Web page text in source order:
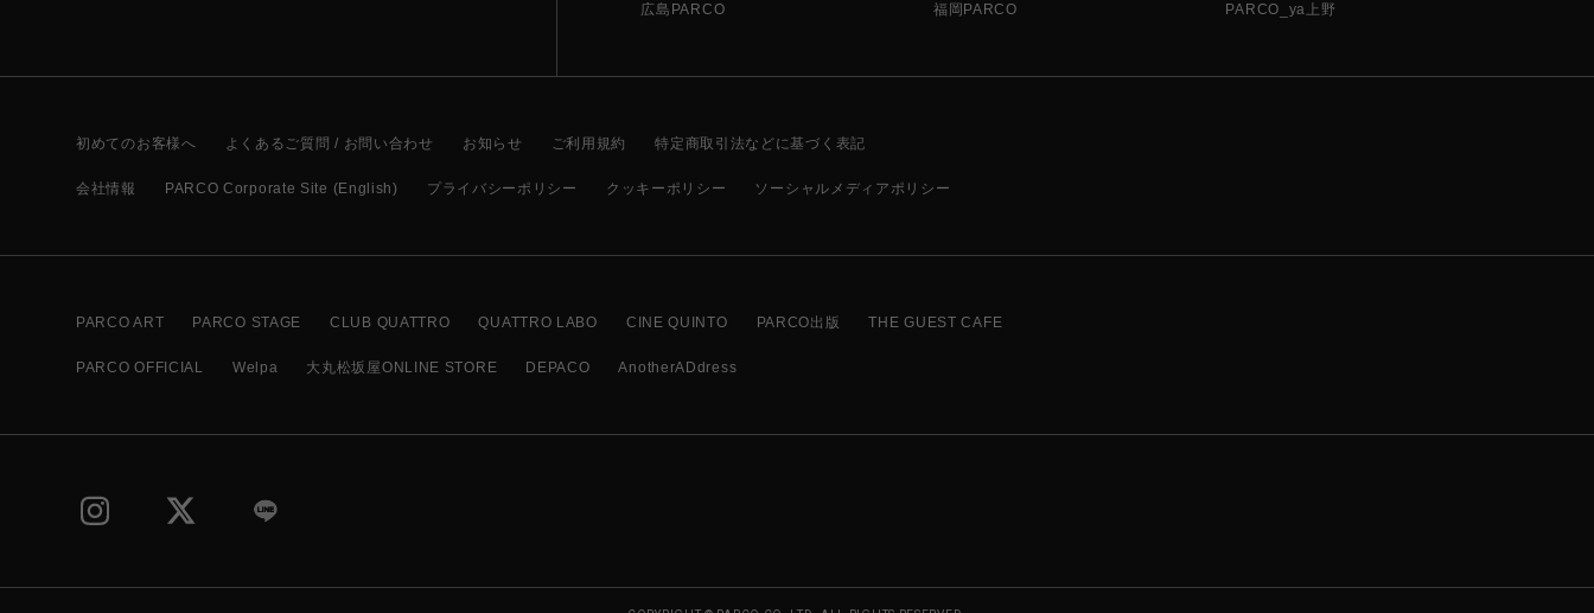
広島PARCO
福岡PARCO PARCO_ya上野
初めてのお客様へ よくあるご質問 / お問い合わせ お知らせ ご利用規約 特定商取引法などに基づく表記
会社情報 PARCO Corporate Site (English) プライバシーポリシー クッキーポリシー ソーシャルメディアポリシー
PARCO ART PARCO STAGE CLUB QUATTRO QUATTRO LABO CINE QUINTO PARCO出版 THE GUEST CAFE
PARCO OFFICIAL Welpa 大丸松坂屋ONLINE STORE DEPACO AnotherADdress